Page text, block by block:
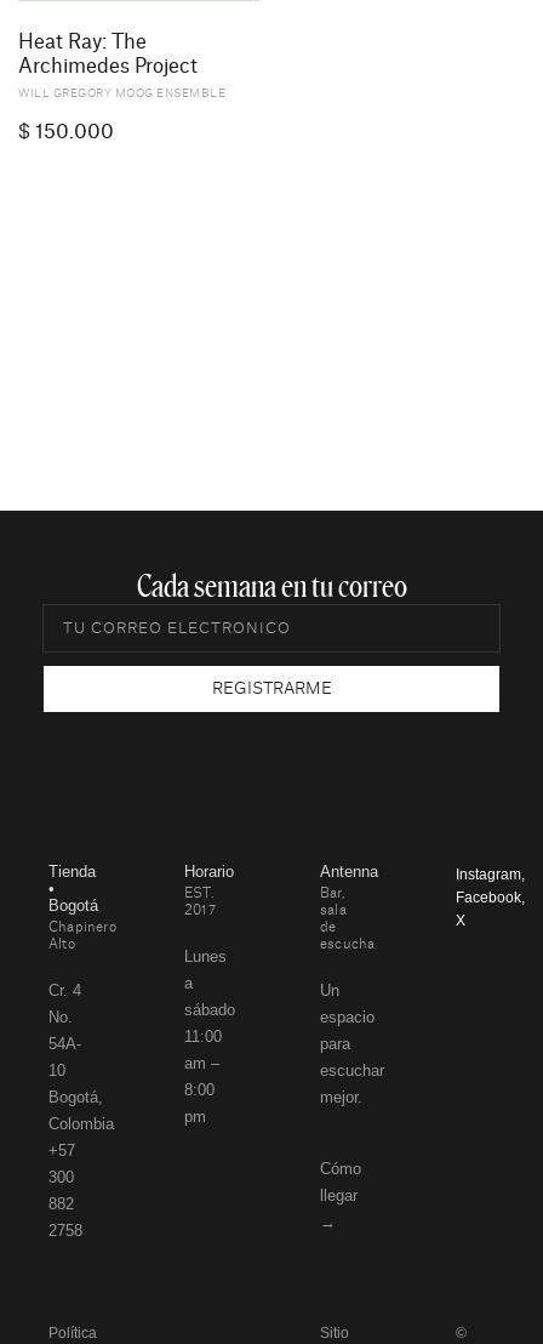
Heat Ray: The
Archimedes Project
WILL GREGORY MOOG ENSEMBLE
$ 150.000
Cada semana en tu correo​
REGISTRARME
Tienda
•
Bogotá
Chapinero
Alto
Cr. 4
No.
54A-
10
Bogotá,
Colombia
+57
300
882
2758
Horario
EST.
2017
Lunes
a
sábado
11:00
am –
8:00
pm
Antenna
Bar,
sala
de
escucha
Un
espacio
para
escuchar
mejor.
Cómo
llegar
→
Instagram,
Facebook,
X
Política Sitio ©